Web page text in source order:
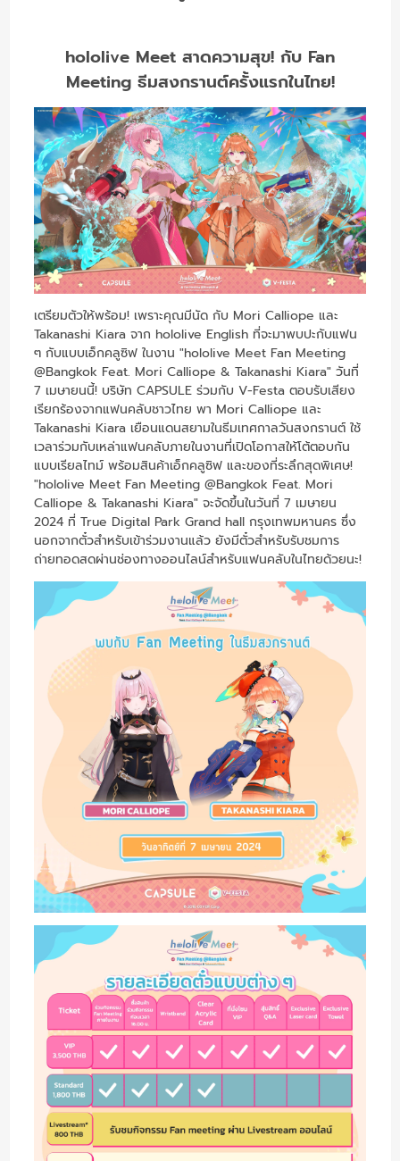
hololive Meet สาดความสุข! กับ Fan
Meeting ธีมสงกรานต์ครั้งแรกในไทย!
เตรียมตัวให้พร้อม! เพราะคุณมีนัด กับ Mori Calliope และ
Takanashi Kiara จาก hololive English ที่จะมาพบปะกับแฟน
ๆ กับแบบเอ็กคลูซิฟ ในงาน "hololive Meet Fan Meeting
@Bangkok Feat. Mori Calliope & Takanashi Kiara" วันที่
7 เมษายนนี้! บริษัท CAPSULE ร่วมกับ V-Festa ตอบรับเสียง
เรียกร้องจากแฟนคลับชาวไทย พา Mori Calliope และ
Takanashi Kiara เยือนแดนสยามในธีมเทศกาลวันสงกรานต์ ใช้
เวลาร่วมกับเหล่าแฟนคลับภายในงานที่เปิดโอกาสให้โต้ตอบกัน
แบบเรียลไทม์ พร้อมสินค้าเอ็กคลูซิฟ และของที่ระลึกสุดพิเศษ!
"hololive Meet Fan Meeting @Bangkok Feat. Mori
Calliope & Takanashi Kiara" จะจัดขึ้นในวันที่ 7 เมษายน
2024 ที่ True Digital Park Grand hall กรุงเทพมหานคร ซึ่ง
นอกจากตั๋วสำหรับเข้าร่วมงานแล้ว ยังมีตั๋วสำหรับรับชมการ
ถ่ายทอดสดผ่านช่องทางออนไลน์สำหรับแฟนคลับในไทยด้วยนะ!